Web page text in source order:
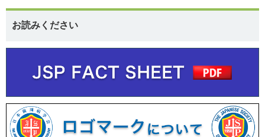
お読みください